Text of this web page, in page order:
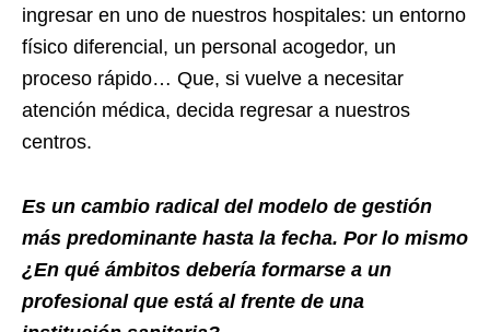
ingresar en uno de nuestros hospitales: un entorno
físico diferencial, un personal acogedor, un
proceso rápido… Que, si vuelve a necesitar
atención médica, decida regresar a nuestros
centros.
Es un cambio radical del modelo de gestión
más predominante hasta la fecha. Por lo mismo
¿En qué ámbitos debería formarse a un
profesional que está al frente de una